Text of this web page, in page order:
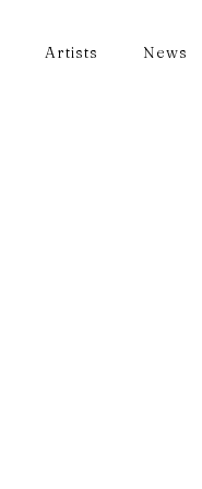
Artists News